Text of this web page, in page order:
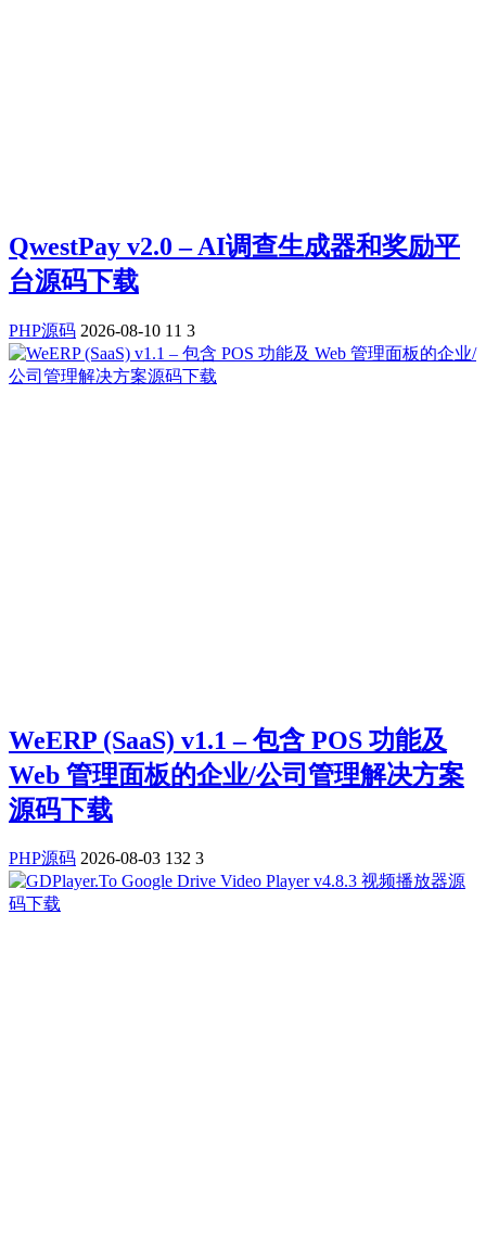
QwestPay v2.0 – AI调查生成器和奖励平
台源码下载
PHP源码 2026-08-10 11 3
WeERP (SaaS) v1.1 – 包含 POS 功能及
Web 管理面板的企业/公司管理解决方案
源码下载
PHP源码 2026-08-03 132 3